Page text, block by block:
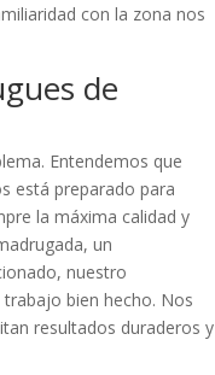
con la zona nos
de
Entendemos que
está preparado para
la máxima calidad y
un
nuestro
bien hecho. Nos
resultados duraderos y